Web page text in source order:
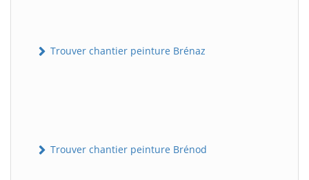
Trouver chantier peinture Brénaz
Trouver chantier peinture Brénod